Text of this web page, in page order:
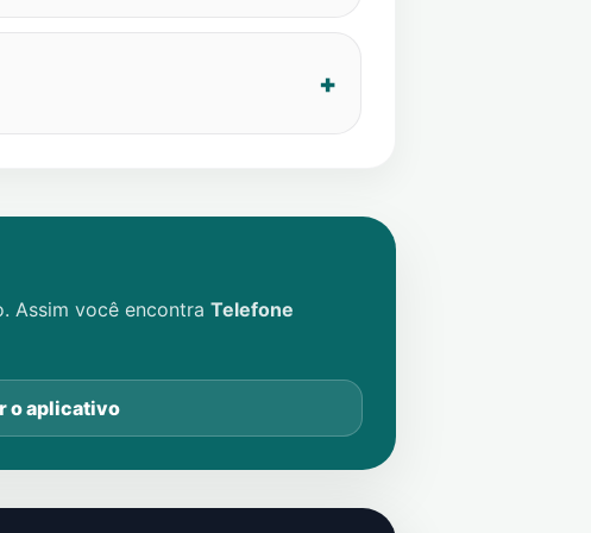
Assim você encontra Telefone
o aplicativo